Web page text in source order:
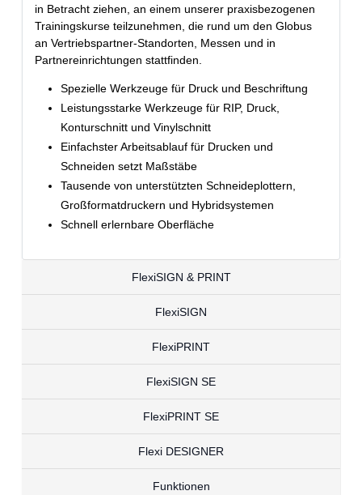
in Betracht ziehen, an einem unserer praxisbezogenen
Trainingskurse teilzunehmen, die rund um den Globus
an Vertriebspartner-Standorten, Messen und in
Partnereinrichtungen stattfinden.
Spezielle Werkzeuge für Druck und Beschriftung
Leistungsstarke Werkzeuge für RIP, Druck,
Konturschnitt und Vinylschnitt
Einfachster Arbeitsablauf für Drucken und
Schneiden setzt Maßstäbe
Tausende von unterstützten Schneideplottern,
Großformatdruckern und Hybridsystemen
Schnell erlernbare Oberfläche
FlexiSIGN & PRINT
FlexiSIGN
FlexiPRINT
FlexiSIGN SE
FlexiPRINT SE
Flexi DESIGNER
Funktionen